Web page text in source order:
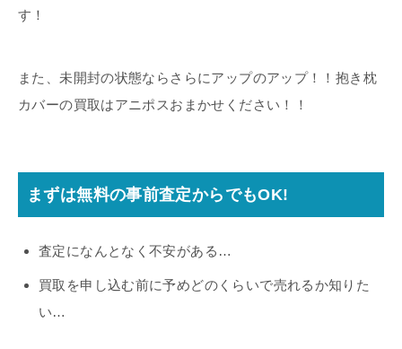
す！
また、未開封の状態ならさらにアップのアップ！！抱き枕
カバーの買取はアニポスおまかせください！！
まずは無料の事前査定からでもOK!
査定になんとなく不安がある…
買取を申し込む前に予めどのくらいで売れるか知りた
い…